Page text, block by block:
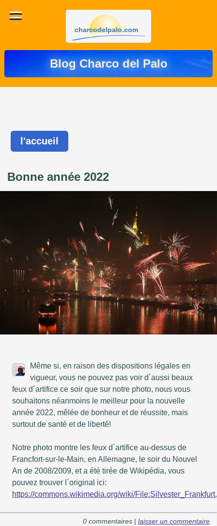
charcodelpalo.com
Blog Charco del Palo
l'accueil
Bonne année 2022
Même si, en raison des dispositions légales en
vigueur, vous ne pouvez pas voir d´aussi beaux
feux d´artifice ce soir que sur notre photo, nous vous
souhaitons néanmoins le meilleur pour la nouvelle
année 2022, mêlée de bonheur et de réussite, mais
surtout de santé et de liberté!
Notre photo montre les feux d´artifice au-dessus de
Francfort-sur-le-Main, en Allemagne, le soir du Nouvel
An de 2008/2009, et a été tirée de Wikipédia, vous
pouvez trouver l´original ici:
https://commons.wikimedia.org/wiki/
0 commentaires | laisser un commentaire